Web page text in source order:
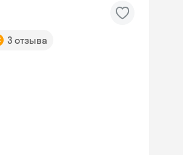
3 отзыва